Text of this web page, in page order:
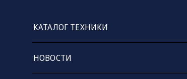
КАТАЛОГ ТЕХНИКИ
НОВОСТИ